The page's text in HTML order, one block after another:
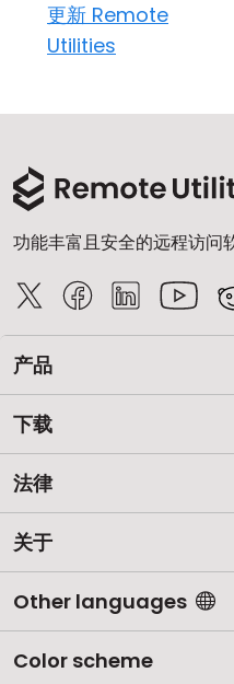
更新 Remote
Utilities
功能丰富且安全的远程访问
产品
下载
法律
关于
Other languages
Color scheme